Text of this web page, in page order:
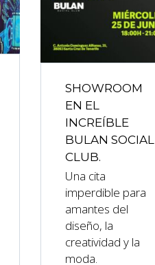
SHOWROOM
EN EL
INCREÍBLE
BULAN SOCIAL
CLUB.
Una cita
imperdible para
amantes del
diseño, la
creatividad y la
moda.